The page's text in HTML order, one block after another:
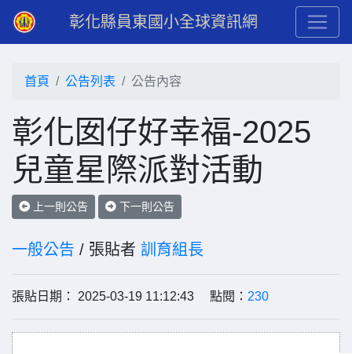
彰化縣員東國小全球資訊網
首頁 公告列表 公告內容
彰化囡仔好幸福-2025
兒童星際派對活動
上一則公告 下一則公告
一般公告 / 張貼者 訓育組長
張貼日期： 2025-03-19 11:12:43 點閱： 230